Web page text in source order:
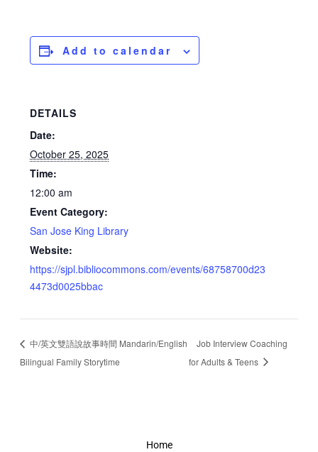
Add to calendar
DETAILS
Date:
October 25, 2025
Time:
12:00 am
Event Category:
San Jose King Library
Website:
https://sjpl.bibliocommons.com/events/68758700d23
4473d0025bbac
中/英文雙語說故事時間 Mandarin/English
Bilingual Family Storytime
Job Interview Coaching
for Adults & Teens
Home